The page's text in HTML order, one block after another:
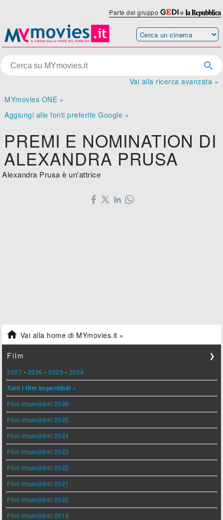
Parte del gruppo e
Vai alla ricerca avanzata »
MYmovies ONE »
Aggiungi alle fonti preferite Google »
PREMI E NOMINATION DI
ALEXANDRA PRUSA
Alexandra Prusa è un'attrice
 Vai alla home di MYmovies.it »
Film ❯
2027 - 2026 -2025 - 2024
Tutti i film imperdibili »
Film imperdibili 2026
Film imperdibili 2025
Film imperdibili 2024
Film imperdibili 2023
Film imperdibili 2022
Film imperdibili 2021
Film imperdibili 2020
Film imperdibili 2019